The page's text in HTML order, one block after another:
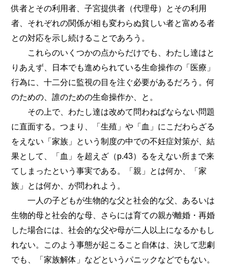
供者とその利用者、子宮提供者（代理母）とその利用
者、それぞれの関係が相も変わらぬ貧しい者と富める者
との対応を示し続けることであろう。
これらのいくつかの点からだけでも、わたし達はと
りあえず、日本でも進められている生命操作の「医療」
行為に、十二分に監視の目を注ぐ必要があるだろう。何
のための、誰のための生命操作か、と。
その上で、わたし達は改めて問わねばならない問題
に直面する。つまり、「生殖」や「血」にこだわらざる
をえない「家族」という制度の中での不妊症対策が、結
果として、「血」を超えざ（p.43）るをえない所まで来
てしまったという事実である。「親」とは何か、「家
族」とは何か、が問われよう。
一人の子どもが生物的な父と社会的な父、あるいは
生物的母と社会的な母、さらには育ての親が離婚・再婚
した場合には、社会的な父や母が二人以上になるかもし
れない。このよう事態が起こること自体は、決して悲劇
でも、「家族解体」などというパニックなどでもない。